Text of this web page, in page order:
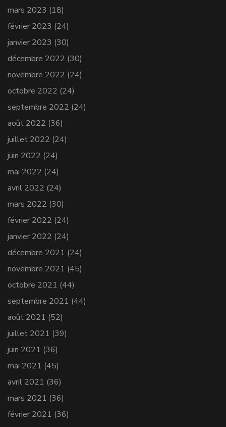
mars 2023 (18)
février 2023 (24)
janvier 2023 (30)
décembre 2022 (30)
novembre 2022 (24)
octobre 2022 (24)
septembre 2022 (24)
août 2022 (36)
juillet 2022 (24)
juin 2022 (24)
mai 2022 (24)
avril 2022 (24)
mars 2022 (30)
février 2022 (24)
janvier 2022 (24)
décembre 2021 (24)
novembre 2021 (45)
octobre 2021 (44)
septembre 2021 (44)
août 2021 (52)
juillet 2021 (39)
juin 2021 (36)
mai 2021 (45)
avril 2021 (36)
mars 2021 (36)
février 2021 (36)